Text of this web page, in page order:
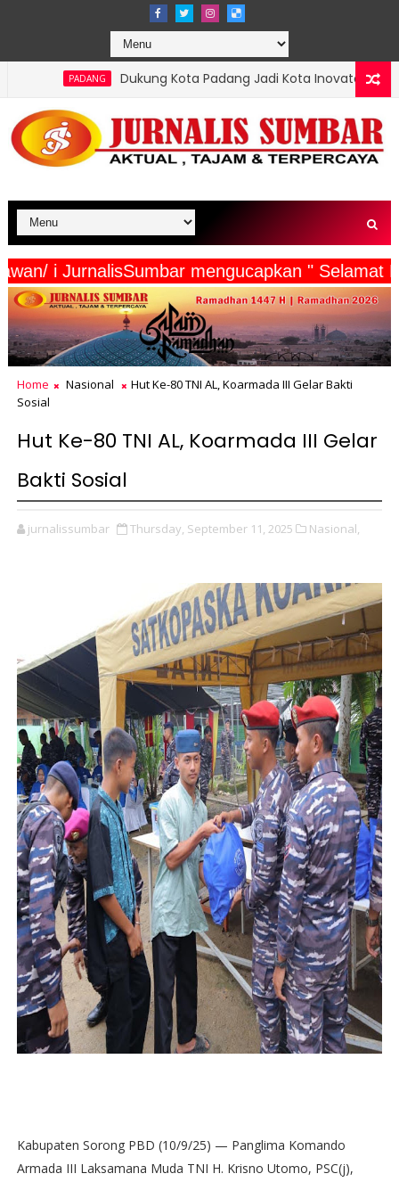
Kota Padang Jadi Kota Inovator, Kartu Registrasi
Wartawan/ i JurnalisSumbar mengucapkan "
Home Nasional
Hut Ke-80 TNI AL, Koarmada III Gelar Bakti
Sosial
Hut Ke-80 TNI AL, Koarmada III Gelar
Bakti Sosial
jurnalissumbar Thursday, September 11, 2025 Nasional,
Kabupaten Sorong PBD (10/9/25) — Panglima Komando
Armada III Laksamana Muda TNI H. Krisno Utomo, PSC(j),